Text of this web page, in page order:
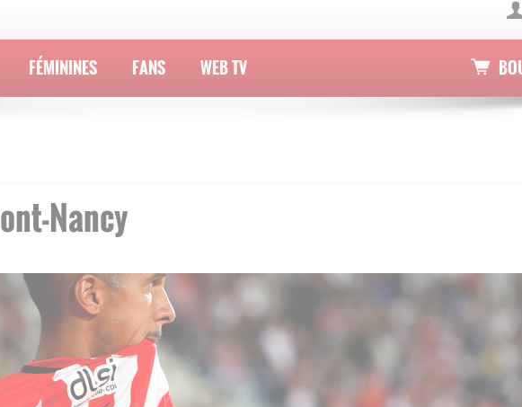
FÉMININES FANS WEB TV
Nancy